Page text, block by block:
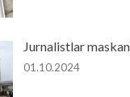
Jurnalistlar
01.10.2024